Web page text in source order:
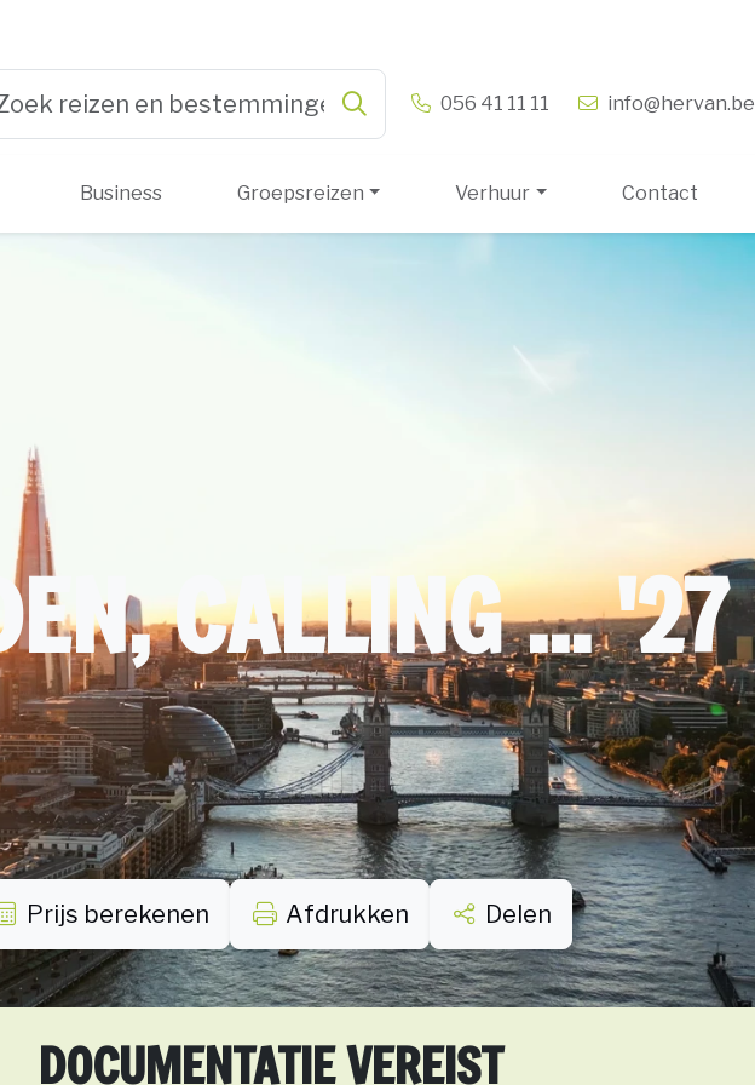
& Vandamme 056 41 11 11 info@hervan.be
Business Groepsreizen Verhuur Contact
CALLING ... '27
Prijs berekenen Afdrukken Delen
DOCUMENTATIE VEREIST